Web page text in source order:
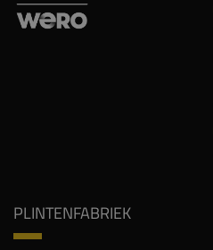
PLINTENFABRIEK